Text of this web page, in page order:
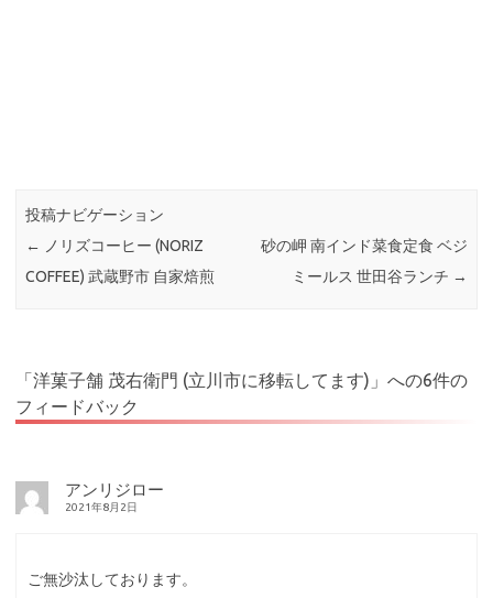
投稿ナビゲーション
← ノリズコーヒー (NORIZ
COFFEE) 武蔵野市 自家焙煎
砂の岬 南インド菜食定食 ベジ
ミールス 世田谷ランチ →
「 洋菓子舗 茂右衛門 (立川市に移転してます) 」への6件の
フィードバック
アンリジロー
2021年8月2日
ご無沙汰しております。